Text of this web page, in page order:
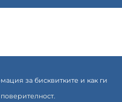
за бисквитките и как ги